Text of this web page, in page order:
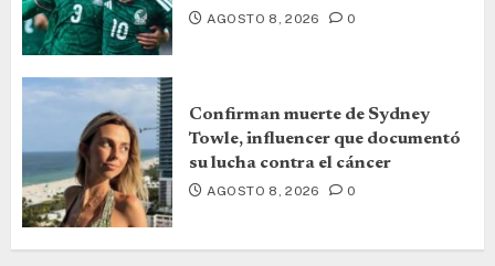
AGOSTO 8, 2026 0
Confirman muerte de Sydney
Towle, influencer que documentó
su lucha contra el cáncer
AGOSTO 8, 2026 0